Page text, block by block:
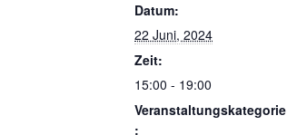
Datum:
22 Juni, 2024
Zeit:
15:00 - 19:00
Veranstaltungskategorie
: